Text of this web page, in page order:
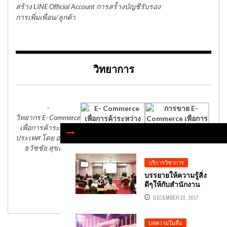
บริการวิชาการ
บรรยายให้ความรู้สิ่ง
ดีๆให้กับสำนักงาน
พัฒนาธุรกรรมทาง
อิเล็กทรอนิกส์องค์การ
DECEMBER 23, 2017
บทความในสื่อ
สร้าง LINE Official Account การสร้้างบัญชีรับรอง
การเพิ่มเพื่อน/ลูกค้า
วิทยาการ
วิทยากร E- Commerce
เพื่อการค้าระหว่าง
ประเทศ โดย อาจารย์
ธวัชชัย สุขสีดา
E- Commerce เพื่อการ
ค้าระหว่างประเทศ
โดย อาจารย์ธวัชชัย
สุขสีดา
ระหว่างประเทศ